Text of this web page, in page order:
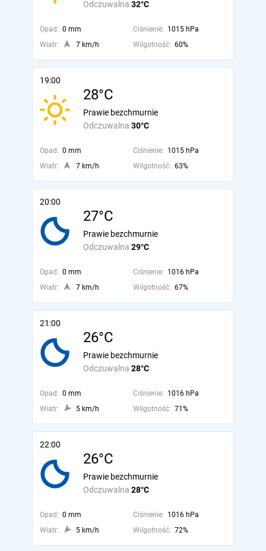
Odczuwalna 32°C
Opad: 0 mm Ciśnienie: 1015 hPa
Wiatr:
7 km/h Wilgotność: 60%
19:00
28°C
Odczuwalna 30°C
Prawie bezchmurnie
Opad: 0 mm Ciśnienie: 1015 hPa
Wiatr:
7 km/h Wilgotność: 63%
20:00
27°C
Odczuwalna 29°C
Prawie bezchmurnie
Opad: 0 mm Ciśnienie: 1016 hPa
Wiatr:
7 km/h Wilgotność: 67%
21:00
26°C
Odczuwalna 28°C
Prawie bezchmurnie
Opad: 0 mm Ciśnienie: 1016 hPa
Wiatr:
5 km/h Wilgotność: 71%
22:00
26°C
Odczuwalna 28°C
Prawie bezchmurnie
Opad: 0 mm Ciśnienie: 1016 hPa
Wiatr:
5 km/h Wilgotność: 72%